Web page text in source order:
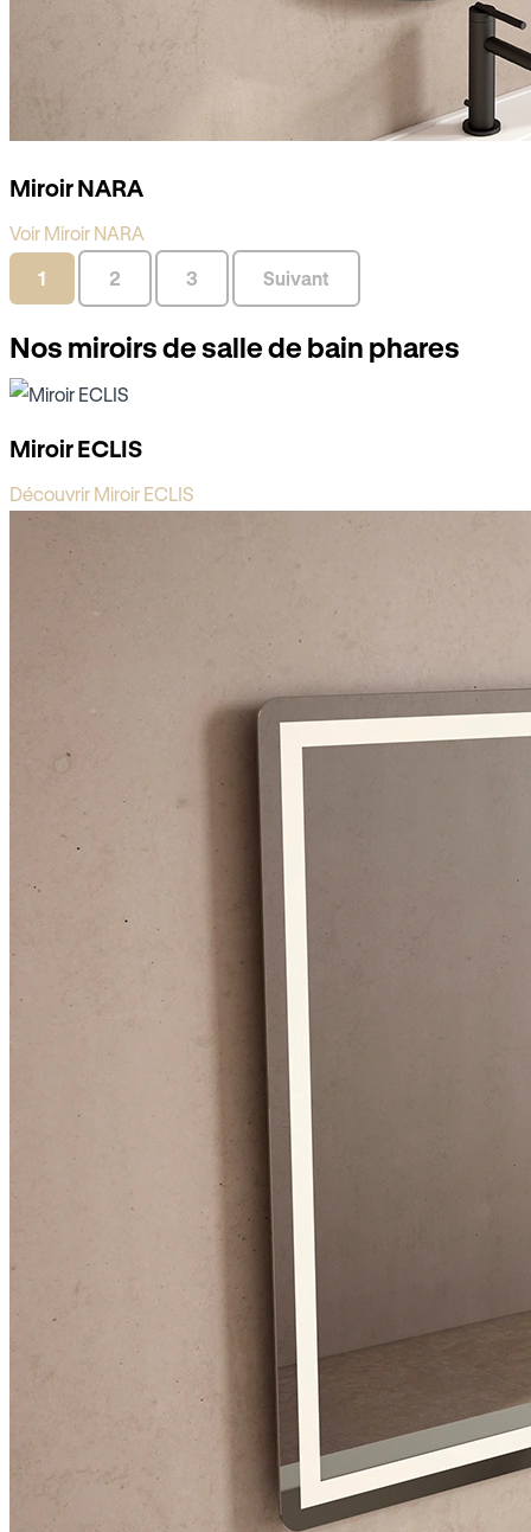
Miroir NARA
Voir Miroir NARA
1
2 3 Suivant
Nos miroirs de salle de bain phares
Miroir ECLIS
Découvrir Miroir ECLIS